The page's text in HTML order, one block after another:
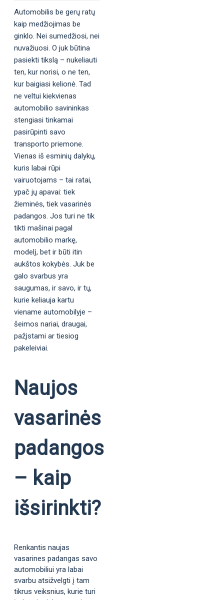
Automobilis be gerų ratų
kaip medžiojimas be
ginklo. Nei sumedžiosi, nei
nuvažiuosi. O juk būtina
pasiekti tikslą – nukeliauti
ten, kur norisi, o ne ten,
kur baigiasi kelionė. Tad
ne veltui kiekvienas
automobilio savininkas
stengiasi tinkamai
pasirūpinti savo
transporto priemone.
Vienas iš esminių dalykų,
kuris labai rūpi
vairuotojams – tai ratai,
ypač jų apavai: tiek
žieminės, tiek vasarinės
padangos. Jos turi ne tik
tikti mašinai pagal
automobilio markę,
modelį, bet ir būti itin
aukštos kokybės. Juk be
galo svarbus yra
saugumas, ir savo, ir tų,
kurie keliauja kartu
viename automobilyje –
šeimos nariai, draugai,
pažįstami ar tiesiog
pakeleiviai.
Naujos
vasarinės
padangos
– kaip
išsirinkti?
Renkantis naujas
vasarines padangas savo
automobiliui yra labai
svarbu atsižvelgti į tam
tikrus veiksnius, kurie turi